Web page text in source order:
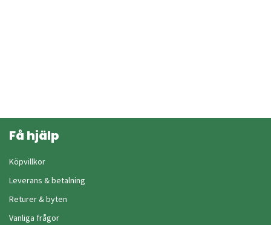
Få hjälp
Köpvillkor
Leverans & betalning
Returer & byten
Vanliga frågor